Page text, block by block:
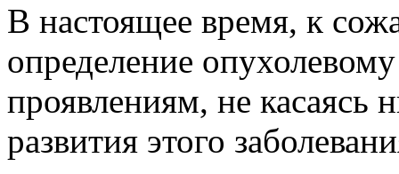
В настоящее время, к
определение
проявлениям, не касаясь
развития этого